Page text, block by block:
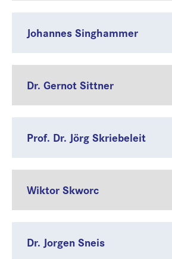
Johannes Singhammer
Dr. Gernot Sittner
Prof. Dr. Jörg Skriebeleit
Wiktor Skworc
Dr. Jorgen Sneis